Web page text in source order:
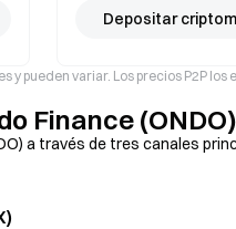
Depositar
y pueden variar. Los precios P2P
Finance
a través de tres canales